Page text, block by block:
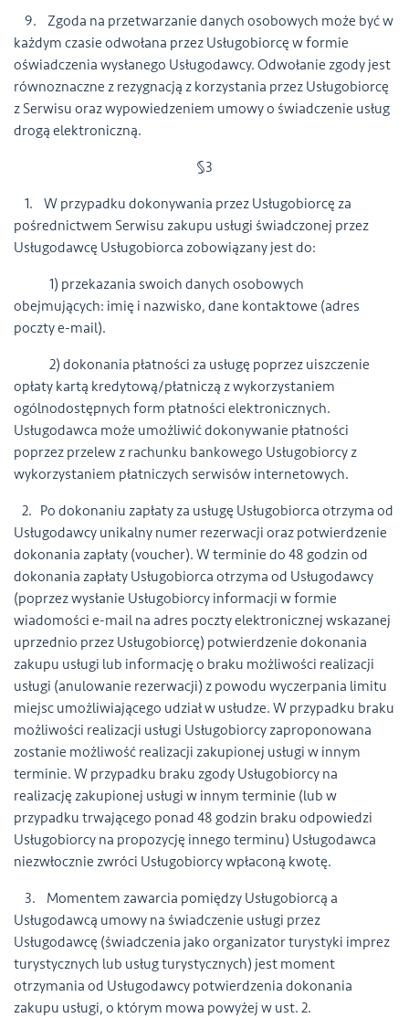
9. Zgoda na przetwarzanie danych osobowych może być w
każdym czasie odwołana przez Usługobiorcę w formie
oświadczenia wysłanego Usługodawcy. Odwołanie zgody jest
równoznaczne z rezygnacją z korzystania przez Usługobiorcę
z Serwisu oraz wypowiedzeniem umowy o świadczenie usług
drogą elektroniczną.
§3
1. W przypadku dokonywania przez Usługobiorcę za
pośrednictwem Serwisu zakupu usługi świadczonej przez
Usługodawcę Usługobiorca zobowiązany jest do:
1) przekazania swoich danych osobowych
obejmujących: imię i nazwisko, dane kontaktowe (adres
poczty e-mail).
2) dokonania płatności za usługę poprzez uiszczenie
opłaty kartą kredytową/płatniczą z wykorzystaniem
ogólnodostępnych form płatności elektronicznych.
Usługodawca może umożliwić dokonywanie płatności
poprzez przelew z rachunku bankowego Usługobiorcy z
wykorzystaniem płatniczych serwisów internetowych.
2. Po dokonaniu zapłaty za usługę Usługobiorca otrzyma od
Usługodawcy unikalny numer rezerwacji oraz potwierdzenie
dokonania zapłaty (voucher). W terminie do 48 godzin od
dokonania zapłaty Usługobiorca otrzyma od Usługodawcy
(poprzez wysłanie Usługobiorcy informacji w formie
wiadomości e-mail na adres poczty elektronicznej wskazanej
uprzednio przez Usługobiorcę) potwierdzenie dokonania
zakupu usługi lub informację o braku możliwości realizacji
usługi (anulowanie rezerwacji) z powodu wyczerpania limitu
miejsc umożliwiającego udział w usłudze. W przypadku braku
możliwości realizacji usługi Usługobiorcy zaproponowana
zostanie możliwość realizacji zakupionej usługi w innym
terminie. W przypadku braku zgody Usługobiorcy na
realizację zakupionej usługi w innym terminie (lub w
przypadku trwającego ponad 48 godzin braku odpowiedzi
Usługobiorcy na propozycję innego terminu) Usługodawca
niezwłocznie zwróci Usługobiorcy wpłaconą kwotę.
3. Momentem zawarcia pomiędzy Usługobiorcą a
Usługodawcą umowy na świadczenie usługi przez
Usługodawcę (świadczenia jako organizator turystyki imprez
turystycznych lub usług turystycznych) jest moment
otrzymania od Usługodawcy potwierdzenia dokonania
zakupu usługi, o którym mowa powyżej w ust. 2.